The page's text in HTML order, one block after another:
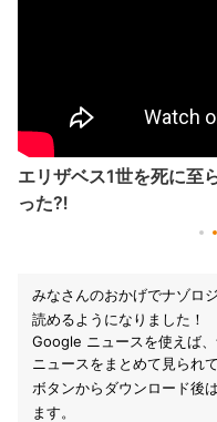
エリザベス1世を死に至
った⁈
みなさんのおかげでナゾロ
読めるようになりました！
Google ニュースを使えば
ニュースをまとめて見られ
ボタンからダウンロード後
ます。